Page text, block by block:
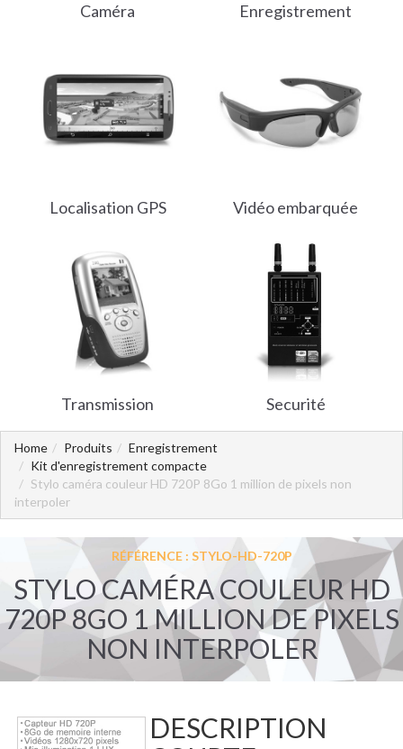
Caméra Enregistrement
Localisation GPS Vidéo embarquée
Transmission Securité
Home Produits
Enregistrement
Kit d'enregistrement compacte
Stylo caméra couleur HD 720P 8Go 1 million de pixels non
interpoler
RÉFÉRENCE : STYLO-HD-720P
STYLO CAMÉRA COULEUR HD
720P 8GO 1 MILLION DE PIXELS
NON INTERPOLER
DESCRIPTION